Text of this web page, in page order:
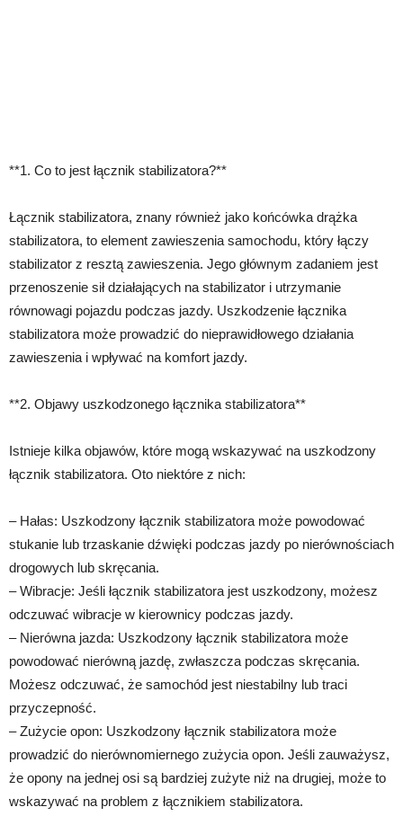
**1. Co to jest łącznik stabilizatora?**
Łącznik stabilizatora, znany również jako końcówka drążka
stabilizatora, to element zawieszenia samochodu, który łączy
stabilizator z resztą zawieszenia. Jego głównym zadaniem jest
przenoszenie sił działających na stabilizator i utrzymanie
równowagi pojazdu podczas jazdy. Uszkodzenie łącznika
stabilizatora może prowadzić do nieprawidłowego działania
zawieszenia i wpływać na komfort jazdy.
**2. Objawy uszkodzonego łącznika stabilizatora**
Istnieje kilka objawów, które mogą wskazywać na uszkodzony
łącznik stabilizatora. Oto niektóre z nich:
– Hałas: Uszkodzony łącznik stabilizatora może powodować
stukanie lub trzaskanie dźwięki podczas jazdy po nierównościach
drogowych lub skręcania.
– Wibracje: Jeśli łącznik stabilizatora jest uszkodzony, możesz
odczuwać wibracje w kierownicy podczas jazdy.
– Nierówna jazda: Uszkodzony łącznik stabilizatora może
powodować nierówną jazdę, zwłaszcza podczas skręcania.
Możesz odczuwać, że samochód jest niestabilny lub traci
przyczepność.
– Zużycie opon: Uszkodzony łącznik stabilizatora może
prowadzić do nierównomiernego zużycia opon. Jeśli zauważysz,
że opony na jednej osi są bardziej zużyte niż na drugiej, może to
wskazywać na problem z łącznikiem stabilizatora.